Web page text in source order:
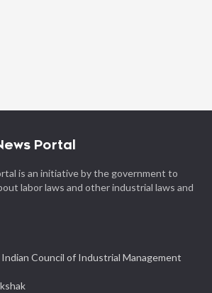
Portal
is an initiative by the government to
labor laws and other industrial laws and
Council of Industrial Management